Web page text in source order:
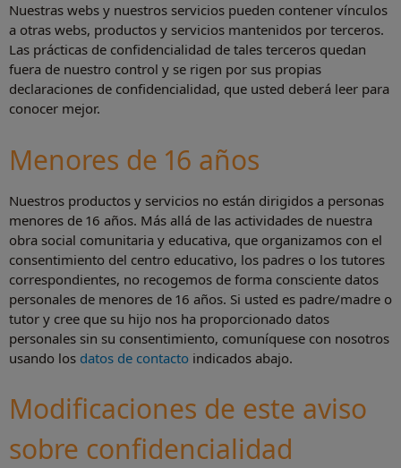
Nuestras webs y nuestros servicios pueden contener vínculos
a otras webs, productos y servicios mantenidos por terceros.
Las prácticas de confidencialidad de tales terceros quedan
fuera de nuestro control y se rigen por sus propias
declaraciones de confidencialidad, que usted deberá leer para
conocer mejor.
Menores de 16 años
Nuestros productos y servicios no están dirigidos a personas
menores de 16 años. Más allá de las actividades de nuestra
obra social comunitaria y educativa, que organizamos con el
consentimiento del centro educativo, los padres o los tutores
correspondientes, no recogemos de forma consciente datos
personales de menores de 16 años. Si usted es padre/madre o
tutor y cree que su hijo nos ha proporcionado datos
personales sin su consentimiento, comuníquese con nosotros
usando los datos de contacto indicados abajo.
Modificaciones de este aviso
sobre confidencialidad